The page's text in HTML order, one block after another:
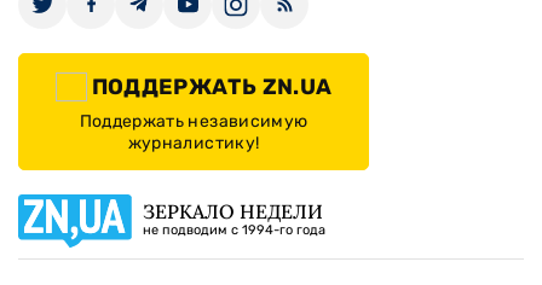
ПОДДЕРЖАТЬ ZN.UA
Поддержать независимую
журналистику!
ЗЕРКАЛО НЕДЕЛИ
не подводим с 1994-го года